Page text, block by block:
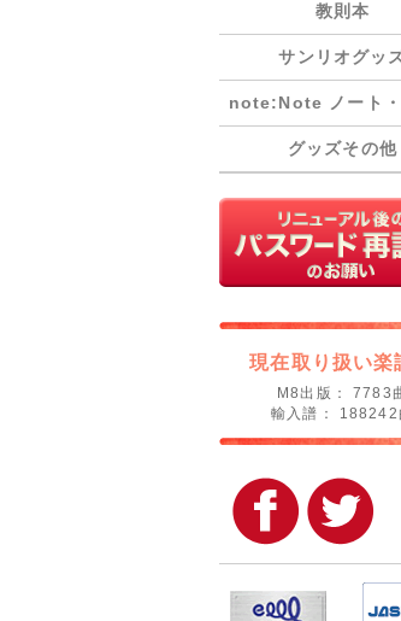
教則本
サンリオグッ
note:Note ノート・
グッズその他
現在取り扱い楽
M8出版： 7783
輸入譜： 188242